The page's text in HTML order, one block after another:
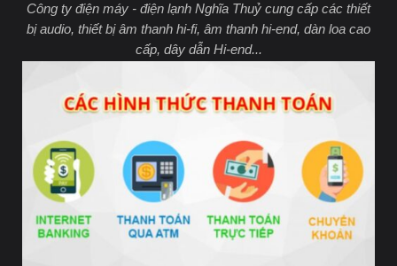
Công ty điện máy - điện lạnh Nghĩa Thuỷ cung cấp các thiết
bị audio, thiết bị âm thanh hi-fi, âm thanh hi-end, dàn loa cao
cấp, dây dẫn Hi-end...